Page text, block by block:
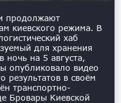
продолжают
киевского режима. В
хаб
для хранения
на 5 августа,
опубликовало видео
результатов в своём
транспортно-
Бровары Киевской